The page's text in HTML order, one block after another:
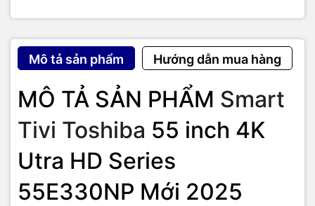
Mô tả sản phẩm Hướng dẫn mua hàng
MÔ TẢ SẢN PHẨM Smart
Tivi Toshiba 55 inch 4K
Utra HD Series
55E330NP Mới 2025